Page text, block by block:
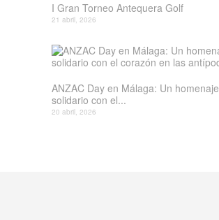
I Gran Torneo Antequera Golf
21 abril, 2026
ANZAC Day en Málaga: Un homenaje
solidario con el...
20 abril, 2026